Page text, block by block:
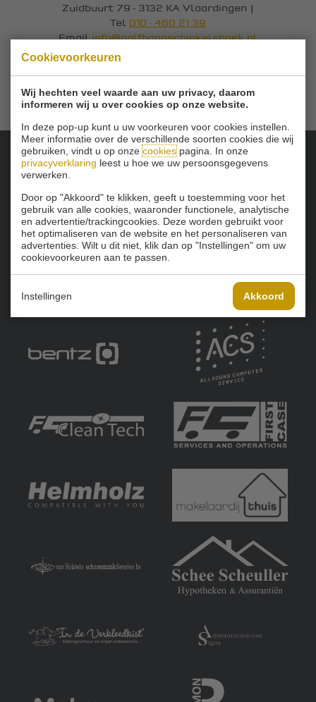
Cookievoorkeuren
Wij hechten veel waarde aan uw privacy, daarom
informeren wij u over cookies op onze website.
In deze pop-up kunt u uw voorkeuren voor cookies instellen.
Meer informatie over de verschillende soorten cookies die wij
gebruiken, vindt u op onzecookiespagina. In onze
privacyverklaring leest u hoe we uw persoonsgegevens
verwerken.
Door op "Akkoord" te klikken, geeft u toestemming voor het
gebruik van alle cookies, waaronder functionele, analytische
en advertentie/trackingcookies. Deze worden gebruikt voor
het optimaliseren van de website en het personaliseren van
advertenties. Wilt u dit niet, klik dan op "Instellingen" om uw
cookievoorkeuren aan te passen.
Instellingen Akkoord
Zuidbuurt 79 - 3132 KA Vlaardingen |
Tel 010 - 460 21 39
Emailinfo@golfbaanschinkelshoek.nl
Onze sponsoren: